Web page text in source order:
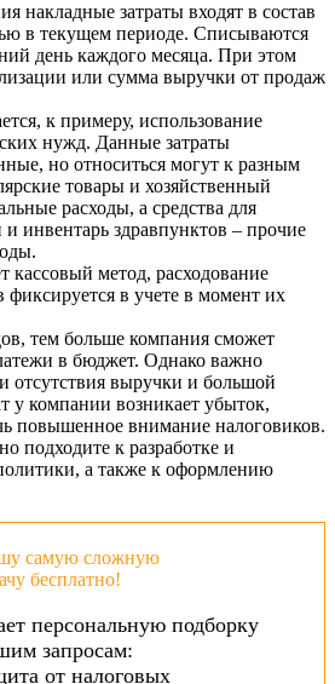
накладные затраты входят в состав
в текущем периоде. Списываются
день каждого месяца. При этом
или сумма выручки от продаж
к примеру, использование
нужд. Данные затраты
но относиться могут к разным
товары и хозяйственный
расходы, а средства для
инвентарь здравпунктов – прочие
кассовый метод, расходование
фиксируется в учете в момент их
тем больше компания сможет
в бюджет. Однако важно
отсутствия выручки и большой
у компании возникает убыток,
повышенное внимание налоговиков.
подходите к разработке и
а также к оформлению
самую сложную
бесплатно!
персональную подборку
запросам:
от налоговых